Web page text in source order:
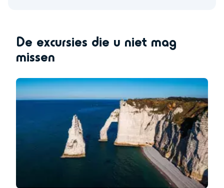
De excursies die u niet mag
missen